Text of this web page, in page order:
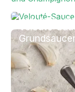
Kräutern
Velouté-